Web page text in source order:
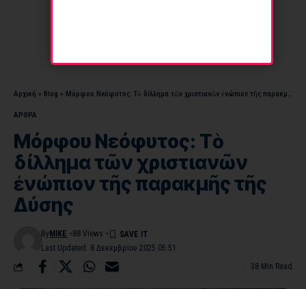
Αρχική » Blog » Μόρφου Νεόφυτος: Τὸ δίλλημα τῶν χριστιανῶν ἐνώπιον τῆς παρακμῆς τῆς Δύσης
ΑΡΘΡΑ
Μόρφου Νεόφυτος: Τὸ
δίλλημα τῶν χριστιανῶν
ἐνώπιον τῆς παρακμῆς τῆς
Δύσης
Last Updated: 8 Δεκεμβρίου 2025 05:51
By MIKE 88 Views
38 Min Read